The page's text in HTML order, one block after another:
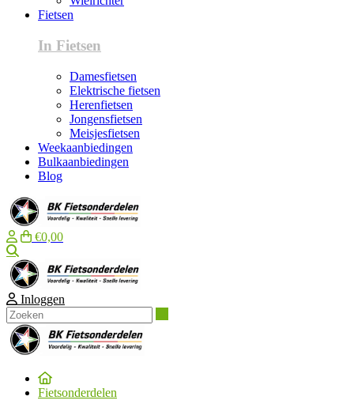
Fietsen
In Fietsen
Damesfietsen
Elektrische fietsen
Herenfietsen
Jongensfietsen
Meisjesfietsen
Weekaanbiedingen
Bulkaanbiedingen
Blog
€0,00
Inloggen
Fietsonderdelen